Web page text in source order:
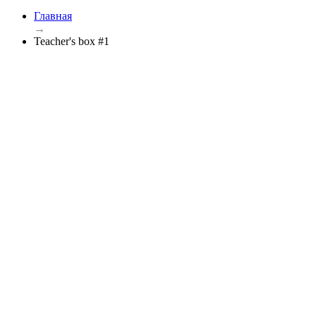
Главная
→
Teacher's box #1